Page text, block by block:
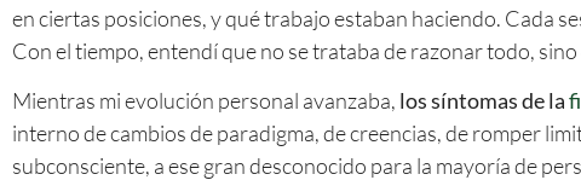
en ciertas posiciones, y qué trabajo estaban haciendo. Cada
Con el tiempo, entendí que no se trataba de razonar todo,
Mientras mi evolución personal avanzaba, los síntomas de la
interno de cambios de paradigma, de creencias, de romper
subconsciente, a ese gran desconocido para la mayoría de